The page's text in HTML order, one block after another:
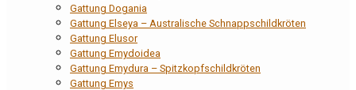
Gattung Dogania
Gattung Elseya – Australische Schnappschildkröten
Gattung Elusor
Gattung Emydoidea
Gattung Emydura – Spitzkopfschildkröten
Gattung Emys